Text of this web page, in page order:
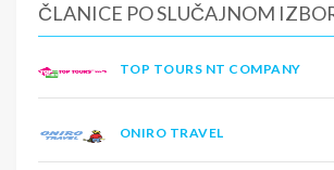
ČLANICE PO SLUČAJNOM
TOP TOURS NT COMPANY
ONIRO TRAVEL